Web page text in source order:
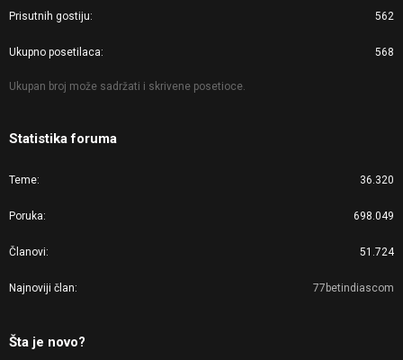
Prisutnih gostiju 562
Ukupno posetilaca 568
Ukupan broj može sadržati i skrivene posetioce.
Statistika foruma
Teme 36.320
Poruka 698.049
Članovi 51.724
Najnoviji član 77betindiascom
Šta je novo?